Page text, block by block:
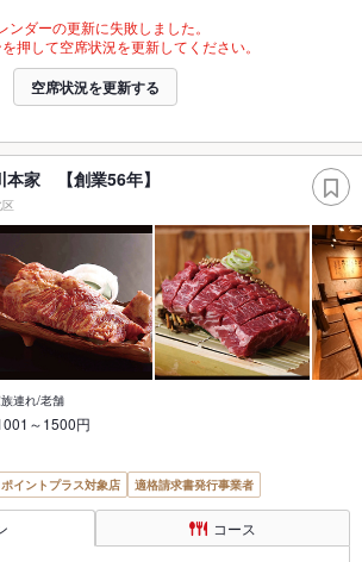
ンダーの更新に失敗しました。
押して空席状況を更新してください。
空席状況を更新する
家 【創業56年】
連れ/老舗
～1500円
ポイントプラス対象店 適格請求書発行事業者
コース